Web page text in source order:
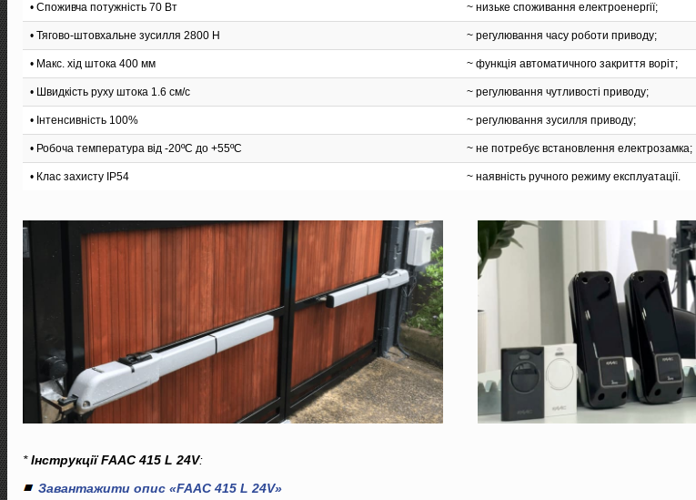
• Споживча потужність 70 Вт ~ низьке споживання електроенергії;
• Тягово-штовхальне зусилля 2800 Н ~ регулювання часу роботи приводу;
• Макс. хід штока 400 мм ~ функція автоматичного закриття воріт;
• Швидкість руху штока 1.6 см/с ~ регулювання чутливості приводу;
• Інтенсивність 100% ~ регулювання зусилля приводу;
• Робоча температура від -20ºС до +55ºС ~ не потребує встановлення електрозамка;
• Клас захисту IP54 ~ наявність ручного режиму експлуатації.
* Інструкції FAAC 415 L 24V:
Завантажити опис «FAAC 415 L 24V»